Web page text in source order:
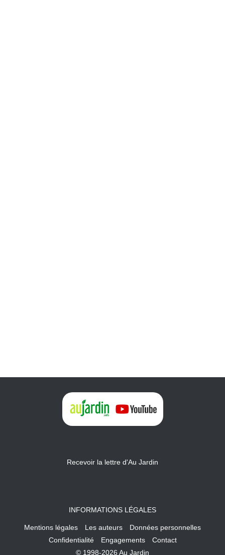
Recevoir la lettre d'Au Jardin
INFORMATIONS LÉGALES
Mentions légales Les auteurs
Données personnelles
Confidentialité
Engagements
Contact
© 1998-2026 Au Jardin